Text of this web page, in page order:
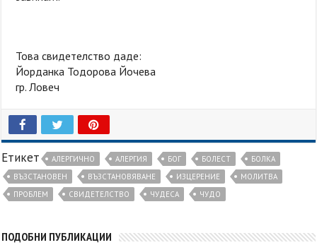
Това свидетелство даде:
Йорданка Тодорова Йочева
гр. Ловеч
Етикет АЛЕРГИЧНО АЛЕРГИЯ БОГ БОЛЕСТ
БОЛКА
ВЪЗСТАНОВЕН
ВЪЗСТАНОВЯВАНЕ ИЗЦЕРЕНИЕ
МОЛИТВА
ПРОБЛЕМ
СВИДЕТЕЛСТВО ЧУДЕСА ЧУДО
ПОДОБНИ ПУБЛИКАЦИИ